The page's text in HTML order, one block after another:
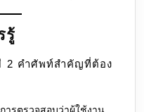
รู้
2 คำศัพท์สำคัญที่ต้อง